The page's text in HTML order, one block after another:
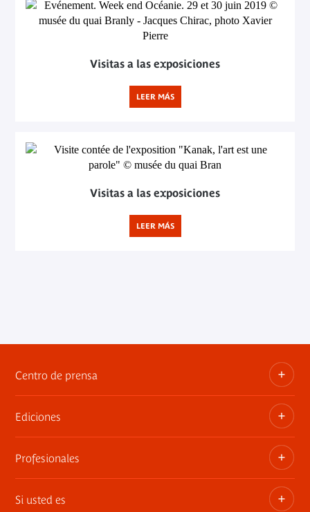
Visitas a las exposiciones
LEER MÁS
Visitas a las exposiciones
LEER MÁS
Centro de prensa
Dosieres, comunicados de prensa, anuncios de
exposiciones
Ediciones
Las publicaciones del museo
Profesionales
Privatiza los espacios
Si usted es